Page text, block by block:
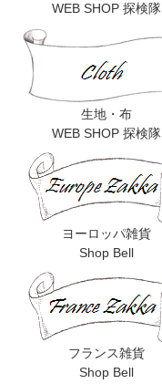
WEB SHOP 探検隊
生地・布
WEB SHOP 探検隊
ヨーロッパ雑貨
Shop Bell
フランス雑貨
Shop Bell